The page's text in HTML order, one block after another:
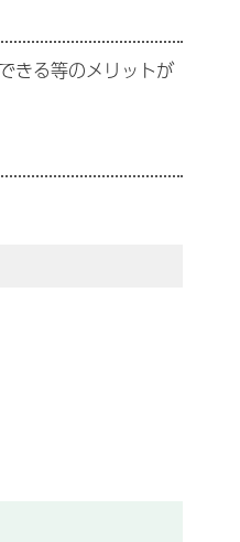
きる等のメリットが